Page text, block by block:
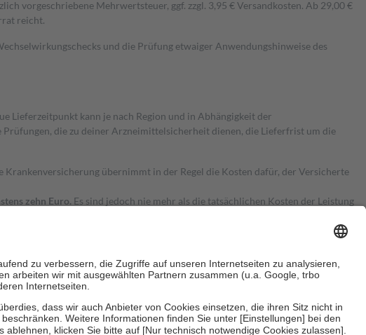
vorgeschriebene Mehrwertsteuer, ggf. zzgl. 3,95 € Versandkosten. Ab 29,00 €
reicht.
und die Prüfung etwaiger Anwendungshinweise des
Lieferzeitpunkt kann je nach Region und in Abhängigkeit der
die zu deiner Arzneimittelsicherheit dienen, die Lieferfrist um die
übernimmt in der Regel die Kosten dafür, der Versicherte
zehn Euro. Es sind jedoch nie mehr als die tatsächlichen Kosten der Leistung
fallenkeine Zuzahlungen an bei: